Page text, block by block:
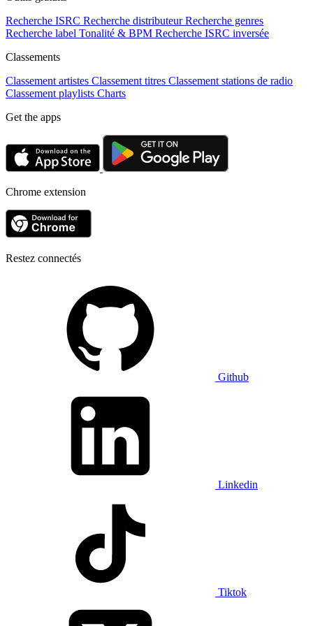
Recherche ISRC Recherche distributeur Recherche genres
Recherche label Tonalité & BPM Recherche ISRC inversée
Classements
Classement artistes Classement titres Classement stations de radio
Classement playlists Charts
Get the apps
Chrome extension
Restez connectés
Github
Linkedin
Tiktok